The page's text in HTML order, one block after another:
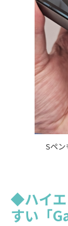
Sペン
◆ハイエ
すい「